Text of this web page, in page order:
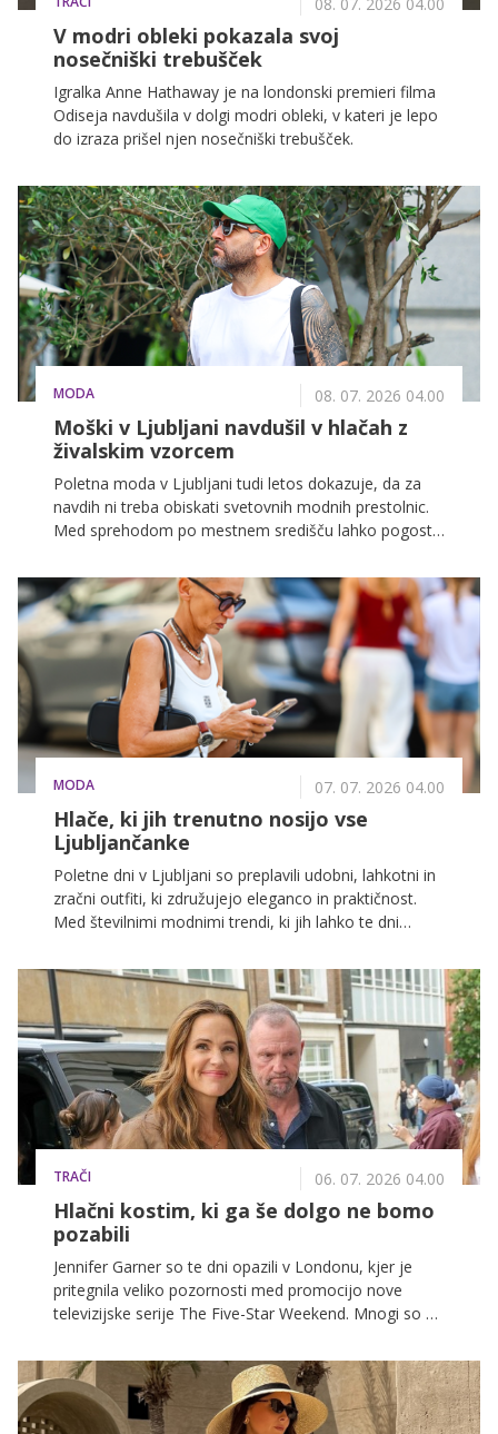
V modri obleki pokazala svoj
nosečniški trebušček
Igralka Anne Hathaway je na londonski premieri filma
Odiseja navdušila v dolgi modri obleki, v kateri je lepo
do izraza prišel njen nosečniški trebušček.
MODA 08. 07. 2026 04.00
Moški v Ljubljani navdušil v hlačah z
živalskim vzorcem
Poletna moda v Ljubljani tudi letos dokazuje, da za
navdih ni treba obiskati svetovnih modnih prestolnic.
Med sprehodom po mestnem središču lahko pogosto
samozavestjo in osebnim slogom poskrbijo za
modne trenutke, vredne pozornosti.
MODA 07. 07. 2026 04.00
Hlače, ki jih trenutno nosijo vse
Ljubljančanke
Poletne dni v Ljubljani so preplavili udobni, lahkotni in
zračni outfiti, ki združujejo eleganco in praktičnost.
Med številnimi modnimi trendi, ki jih lahko te dni
rjave hlače različnih krojev. Ta modni kos je postal
nepogrešljiv del garderobe številnih Ljubljančank, ki
stavijo na brezčasen videz in udobje tudi v najbolj
vročih dneh.
TRAČI 06. 07. 2026 04.00
Hlačni kostim, ki ga še dolgo ne bomo
pozabili
Jennifer Garner so te dni opazili v Londonu, kjer je
pritegnila veliko pozornosti med promocijo nove
televizijske serije The Five-Star Weekend. Mnogi so ob
z novo pričesko in svetlejšo barvo las videti skoraj
neprepoznavno.